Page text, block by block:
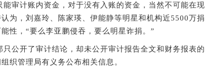
审计账内资金，对于没有入账的资金，当然不可能在现
为，刘嘉玲、陈家瑛、伊能静等明星和机构近5500万捐
性，“要么李亚鹏侵吞，要么明星诈捐。”
公开了审计结论，却未公开审计报告全文和财务报表的
织管理局有义务公布相关信息。